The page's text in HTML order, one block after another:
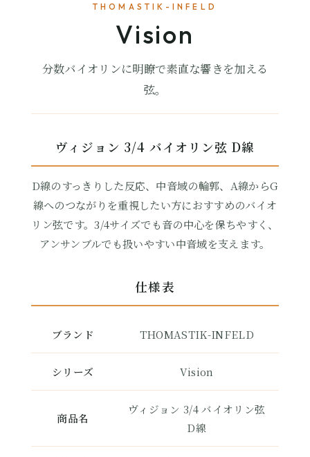
THOMASTIK-INFELD
Vision
分数バイオリンに明瞭で素直な響きを加える
弦。
ヴィジョン 3/4 バイオリン弦 D線
D線のすっきりした反応、中音域の輪郭、A線からG
線へのつながりを重視したい方におすすめのバイオ
リン弦です。3/4サイズでも音の中心を保ちやすく、
アンサンブルでも扱いやすい中音域を支えます。
仕様表
ブランド THOMASTIK-INFELD
シリーズ Vision
商品名
ヴィジョン 3/4 バイオリン弦
D線